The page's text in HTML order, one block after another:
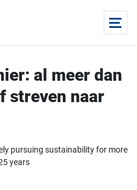
al meer dan
streven naar